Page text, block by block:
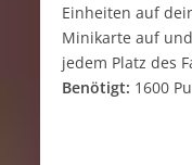
Einheiten auf
Minikarte auf
jedem Platz des
Benötigt: 1600